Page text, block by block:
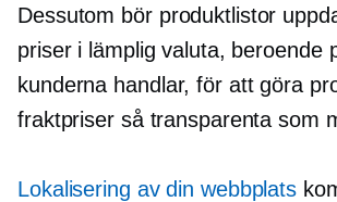
Dessutom bör produktlistor
priser i lämplig valuta, beroende
kunderna handlar, för att göra
fraktpriser så transparenta som
Lokalisering av din webbplats